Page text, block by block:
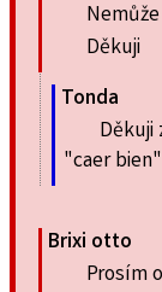
Děkuji
Tonda
"caer bien"
Brixi otto
Prosím